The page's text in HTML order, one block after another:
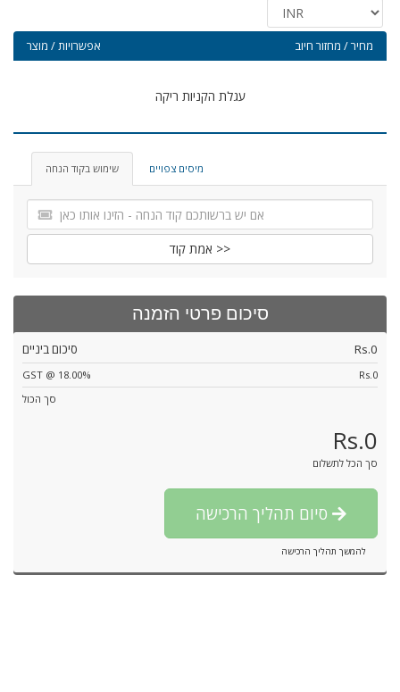
אפשרויות / מוצר מחיר / מחזור חיוב
עגלת הקניות ריקה
שימוש בקוד הנחה מיסים צפויים
אמת קוד >>
סיכום פרטי הזמנה
סיכום ביניים Rs.0
GST @ 18.00%
Rs.0
סך הכול
Rs.0
סך הכל לתשלום
להמשך תהליך הרכישה